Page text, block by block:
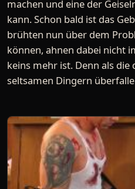
machen und eine der
kann. Schon bald ist das
brühten nun über dem
können, ahnen dabei nicht
keins mehr ist. Denn als
seltsamen Dingern